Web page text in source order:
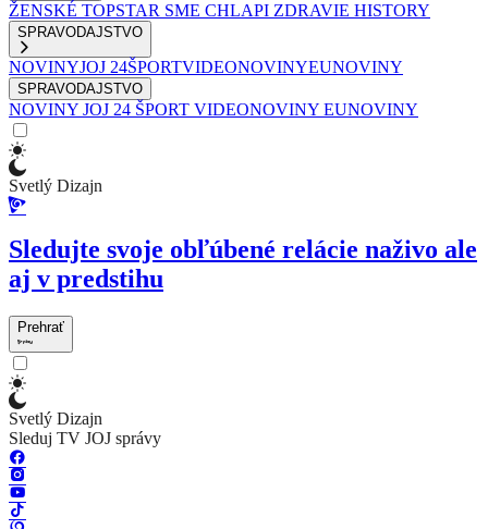
ŽENSKÉ TOPSTAR SME CHLAPI ZDRAVIE HISTORY
SPRAVODAJSTVO
NOVINYJOJ 24ŠPORTVIDEONOVINYEUNOVINY
SPRAVODAJSTVO
NOVINY JOJ 24 ŠPORT VIDEONOVINY EUNOVINY
Svetlý Dizajn
Sledujte svoje obľúbené relácie naživo ale
aj v predstihu
Prehrať
Svetlý Dizajn
Sleduj TV JOJ správy